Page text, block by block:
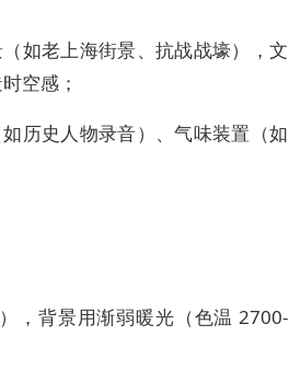
如老上海街景、抗战战壕），文
空感；
历史人物录音）、气味装置（如
，背景用渐弱暖光（色温 2700-